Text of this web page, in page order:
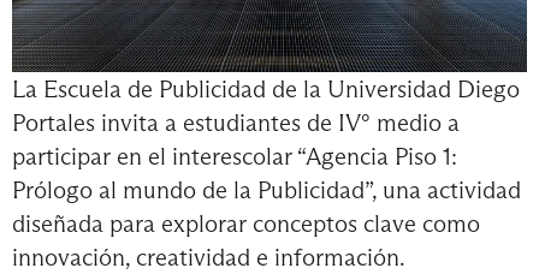
La Escuela de Publicidad de la Universidad Diego
Portales invita a estudiantes de IV° medio a
participar en el interescolar “Agencia Piso 1:
Prólogo al mundo de la Publicidad”, una actividad
diseñada para explorar conceptos clave como
innovación, creatividad e información.